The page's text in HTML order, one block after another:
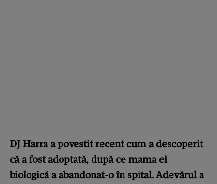
DJ Harra a povestit recent cum a descoperit
că a fost adoptată, după ce mama ei
biologică a abandonat-o în spital. Adevărul a